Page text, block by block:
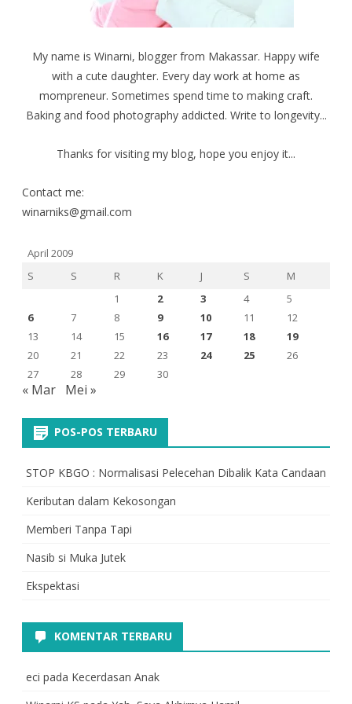
My name is Winarni, blogger from Makassar. Happy wife
with a cute daughter. Every day work at home as
mompreneur. Sometimes spend time to making craft.
Baking and food photography addicted. Write to longevity...
Thanks for visiting my blog, hope you enjoy it...
Contact me:
winarniks@gmail.com
April 2009
S
S R K J S
M
1
2 3 4
5
6
7 8 9 10 11
12
13
14 15 16 17 18
19
20
21 22 23 24 25
26
27
28 29 30
« Mar Mei »
POS-POS TERBARU
STOP KBGO : Normalisasi Pelecehan Dibalik Kata Candaan
Keributan dalam Kekosongan
Memberi Tanpa Tapi
Nasib si Muka Jutek
Ekspektasi
KOMENTAR TERBARU
eci pada Kecerdasan Anak